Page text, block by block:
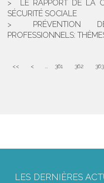
LE RAPPORT DE LA
SÉCURITÉ SOCIALE
PRÉVENTION
PROFESSIONNELS:
<< < ... 361 362 363
LES DERNIÈRES